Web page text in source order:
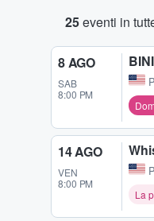
25eventi in
8 AGO
SAB
8:00 PM
14 AGO
VEN
8:00 PM
La